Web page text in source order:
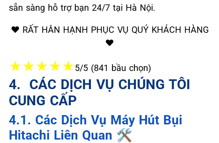
sẵn sàng hỗ trợ bạn 24/7 tại Hà Nội.
❤️ RẤT HÂN HẠNH PHỤC VỤ QUÝ KHÁCH HÀNG
❤️
★★★★★5/5 (841 bầu chọn)
4. ️ CÁC DỊCH VỤ CHÚNG TÔI
CUNG CẤP
4.1. Các Dịch Vụ Máy Hút Bụi
Hitachi Liên Quan 🛠️